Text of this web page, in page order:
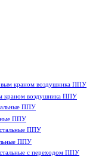
краном воздушника ППУ
ППУ
ППУ